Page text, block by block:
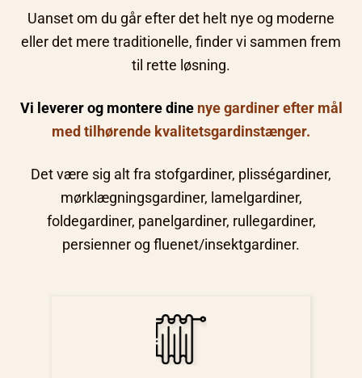
Uanset om du går efter det helt nye og moderne
eller det mere traditionelle, finder vi sammen frem
til rette løsning.
Vi leverer og montere dine nyegardiner efter mål
med tilhørende kvalitetsgardinstænger.
Det være sig alt fra stofgardiner, plisségardiner,
mørklægningsgardiner, lamelgardiner,
foldegardiner, panelgardiner, rullegardiner,
persienner og fluenet/insektgardiner.